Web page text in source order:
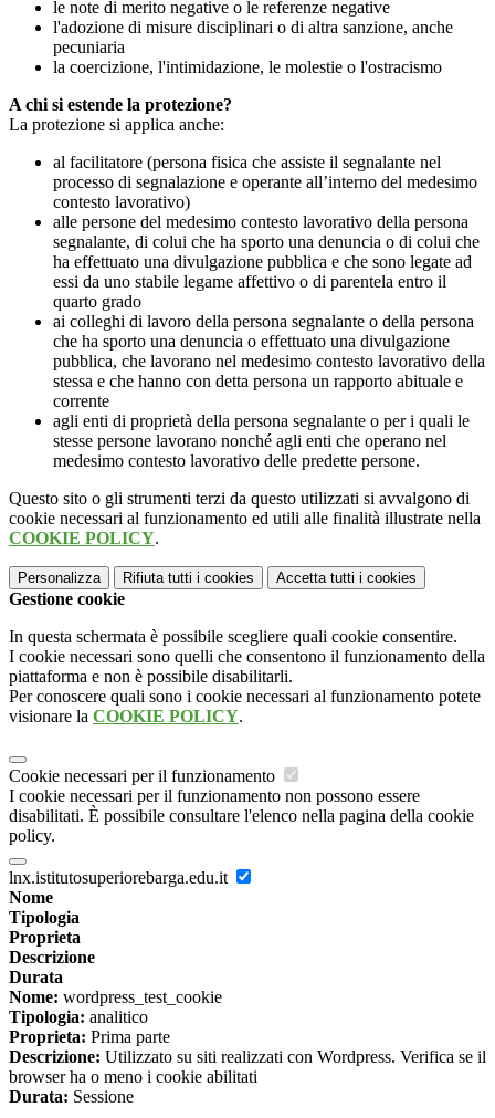
le note di merito negative o le referenze negative
l'adozione di misure disciplinari o di altra sanzione, anche
pecuniaria
la coercizione, l'intimidazione, le molestie o l'ostracismo
A chi si estende la protezione?
La protezione si applica anche:
al facilitatore (persona fisica che assiste il segnalante nel
processo di segnalazione e operante all’interno del medesimo
contesto lavorativo)
alle persone del medesimo contesto lavorativo della persona
segnalante, di colui che ha sporto una denuncia o di colui che
ha effettuato una divulgazione pubblica e che sono legate ad
essi da uno stabile legame affettivo o di parentela entro il
quarto grado
ai colleghi di lavoro della persona segnalante o della persona
che ha sporto una denuncia o effettuato una divulgazione
pubblica, che lavorano nel medesimo contesto lavorativo della
stessa e che hanno con detta persona un rapporto abituale e
corrente
agli enti di proprietà della persona segnalante o per i quali le
stesse persone lavorano nonché agli enti che operano nel
medesimo contesto lavorativo delle predette persone.
Questo sito o gli strumenti terzi da questo utilizzati si avvalgono di
cookie necessari al funzionamento ed utili alle finalità illustrate nella
COOKIE POLICY.
Personalizza Rifiuta tutti i cookies Accetta tutti i cookies
Gestione cookie
In questa schermata è possibile scegliere quali cookie consentire.
I cookie necessari sono quelli che consentono il funzionamento della
piattaforma e non è possibile disabilitarli.
Per conoscere quali sono i cookie necessari al funzionamento potete
visionare la COOKIE POLICY.
Cookie necessari per il funzionamento
I cookie necessari per il funzionamento non possono essere
disabilitati. È possibile consultare l'elenco nella pagina della cookie
policy.
lnx.istitutosuperiorebarga.edu.it
Nome
Tipologia
Proprieta
Descrizione
Durata
Nome: wordpress_test_cookie
Tipologia: analitico
Proprieta: Prima parte
Descrizione: Utilizzato su siti realizzati con Wordpress. Verifica se il
browser ha o meno i cookie abilitati
Durata: Sessione